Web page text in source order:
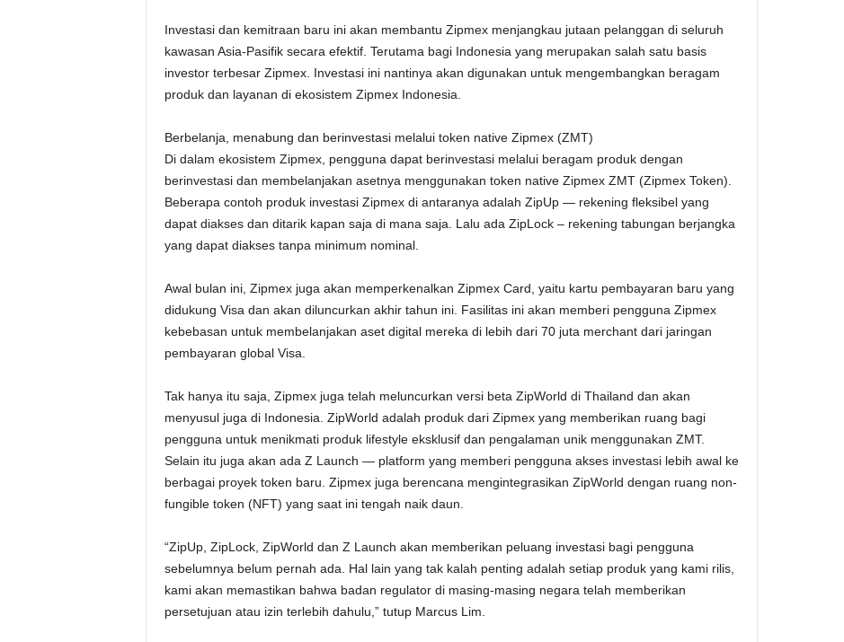
Investasi dan kemitraan baru ini akan membantu Zipmex menjangkau jutaan pelanggan di seluruh
kawasan Asia-Pasifik secara efektif. Terutama bagi Indonesia yang merupakan salah satu basis
investor terbesar Zipmex. Investasi ini nantinya akan digunakan untuk mengembangkan beragam
produk dan layanan di ekosistem Zipmex Indonesia.
Berbelanja, menabung dan berinvestasi melalui token native Zipmex (ZMT)
Di dalam ekosistem Zipmex, pengguna dapat berinvestasi melalui beragam produk dengan
berinvestasi dan membelanjakan asetnya menggunakan token native Zipmex ZMT (Zipmex Token).
Beberapa contoh produk investasi Zipmex di antaranya adalah ZipUp — rekening fleksibel yang
dapat diakses dan ditarik kapan saja di mana saja. Lalu ada ZipLock – rekening tabungan berjangka
yang dapat diakses tanpa minimum nominal.
Awal bulan ini, Zipmex juga akan memperkenalkan Zipmex Card, yaitu kartu pembayaran baru yang
didukung Visa dan akan diluncurkan akhir tahun ini. Fasilitas ini akan memberi pengguna Zipmex
kebebasan untuk membelanjakan aset digital mereka di lebih dari 70 juta merchant dari jaringan
pembayaran global Visa.
Tak hanya itu saja, Zipmex juga telah meluncurkan versi beta ZipWorld di Thailand dan akan
menyusul juga di Indonesia. ZipWorld adalah produk dari Zipmex yang memberikan ruang bagi
pengguna untuk menikmati produk lifestyle eksklusif dan pengalaman unik menggunakan ZMT.
Selain itu juga akan ada Z Launch — platform yang memberi pengguna akses investasi lebih awal ke
berbagai proyek token baru. Zipmex juga berencana mengintegrasikan ZipWorld dengan ruang non-
fungible token (NFT) yang saat ini tengah naik daun.
“ZipUp, ZipLock, ZipWorld dan Z Launch akan memberikan peluang investasi bagi pengguna
sebelumnya belum pernah ada. Hal lain yang tak kalah penting adalah setiap produk yang kami rilis,
kami akan memastikan bahwa badan regulator di masing-masing negara telah memberikan
persetujuan atau izin terlebih dahulu,” tutup Marcus Lim.